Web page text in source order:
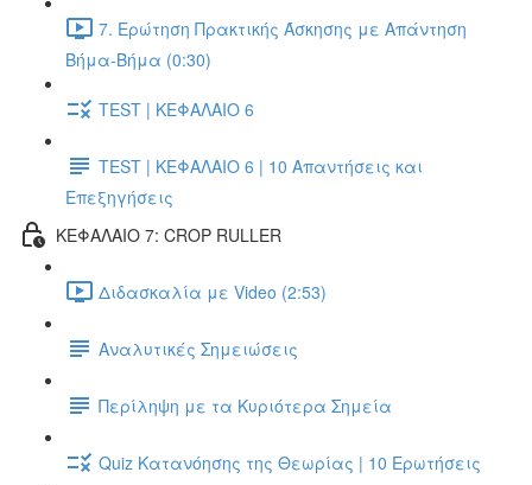
7. Ερώτηση Πρακτικής Άσκησης με Απάντηση
Βήμα-Βήμα (0:30)
TEST | ΚΕΦΑΛΑΙΟ 6
TEST | ΚΕΦΑΛΑΙΟ 6 | 10 Απαντήσεις και
Επεξηγήσεις
ΚΕΦΑΛΑΙΟ 7: CROP RULLER
Διδασκαλία με Video (2:53)
Αναλυτικές Σημειώσεις
Περίληψη με τα Κυριότερα Σημεία
Quiz Κατανόησης της Θεωρίας | 10 Ερωτήσεις